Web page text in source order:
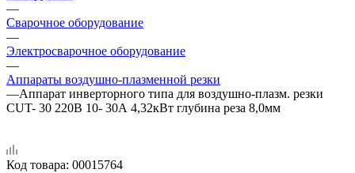
—
Сварочное оборудование
—
Электросварочное оборудование
—
Аппараты воздушно-плазменной резки
—Аппарат инверторного типа для воздушно-плазм. резки
CUT- 30 220В 10- 30А 4,32кВт глубина реза 8,0мм
Код товара: 00015764